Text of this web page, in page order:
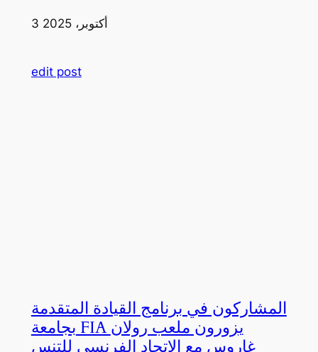
3 أكتوبر، 2025
edit post
المشاركون في برنامج القيادة المتقدمة
بجامعة FIA يزورون ملعب رولان
غاروس مع الاتحاد الفرنسي للتنس